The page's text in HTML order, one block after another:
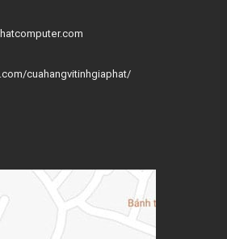
cuahangvitinhgiaphat/